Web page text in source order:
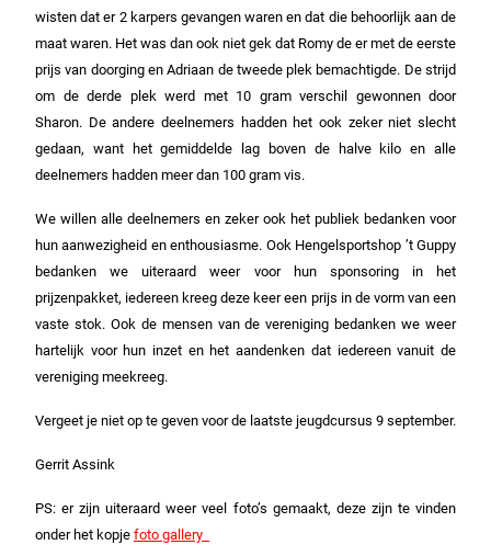
wisten dat er 2 karpers gevangen waren en dat die behoorlijk aan de
maat waren. Het was dan ook niet gek dat Romy de er met de eerste
prijs van doorging en Adriaan de tweede plek bemachtigde. De strijd
om de derde plek werd met 10 gram verschil gewonnen door
Sharon. De andere deelnemers hadden het ook zeker niet slecht
gedaan, want het gemiddelde lag boven de halve kilo en alle
deelnemers hadden meer dan 100 gram vis.
We willen alle deelnemers en zeker ook het publiek bedanken voor
hun aanwezigheid en enthousiasme. Ook Hengelsportshop ’t Guppy
bedanken we uiteraard weer voor hun sponsoring in het
prijzenpakket, iedereen kreeg deze keer een prijs in de vorm van een
vaste stok. Ook de mensen van de vereniging bedanken we weer
hartelijk voor hun inzet en het aandenken dat iedereen vanuit de
vereniging meekreeg.
Vergeet je niet op te geven voor de laatste jeugdcursus 9 september.
Gerrit Assink
PS: er zijn uiteraard weer veel foto’s gemaakt, deze zijn te vinden
onder het kopje foto gallery